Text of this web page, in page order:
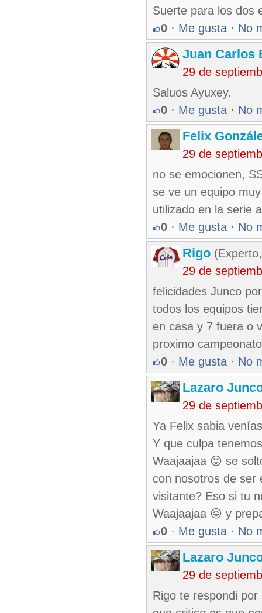
Suerte para los dos
0 · Me gusta · No
Juan Carlos
29 de
Saluos Ayuxey.
0 · Me gusta · No
Felix
29 de
no se emocionen,
se ve un equipo
utilizado en la serie
0 · Me gusta · No
Rigo
29 de
felicidades Junco
todos los equipos
en casa y 7 fuera o
proximo
0 · Me gusta · No
Lazaro
29 de
Ya Felix sabia
Y que culpa
Waajaajaa 😝 se
con nosotros de ser
visitante? Eso si tu
Waajaajaa 😝 y
0 · Me gusta · No
Lazaro
29 de
Rigo te respondi